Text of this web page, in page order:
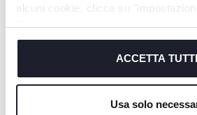
alcuni cookie, clicca su
Chiudendo questo banner
cookie tecnici, indispensabili per
ACCETTA TUTTI
Usa solo
PRODUITS